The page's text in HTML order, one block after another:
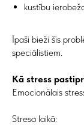
kustību
Īpaši bieži šīs
speciālistiem.
Kā stress
Emocionālais
Stresa laikā: